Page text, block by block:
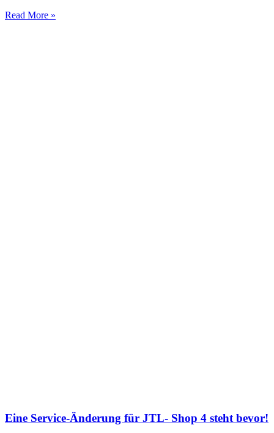
Read More »
Eine Service-Änderung für JTL- Shop 4 steht bevor!